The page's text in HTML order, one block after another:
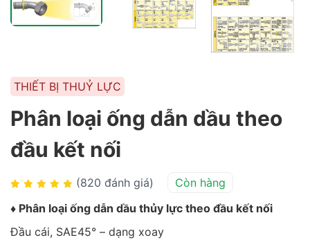
THIẾT BỊ THUỶ LỰC
Phân loại ống dẫn dầu theo
đầu kết nối
(820 đánh giá)
Còn hàng
♦ Phân loại ống dẫn dầu thủy lực theo đầu kết nối
Đầu cái, SAE45° – dạng xoay